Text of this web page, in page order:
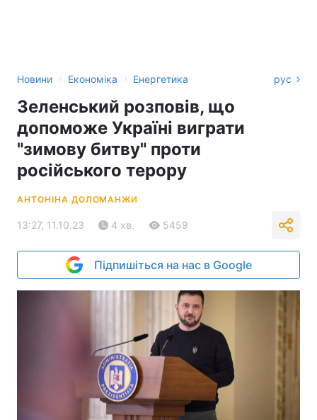
Новини › Економіка › Енергетика рус
Зеленський розповів, що
допоможе Україні виграти
"зимову битву" проти
російського терору
АНТОНІНА ДОЛОМАНЖИ
13:27, 11.10.23 4 хв. 5459
Підпишіться на нас в Google